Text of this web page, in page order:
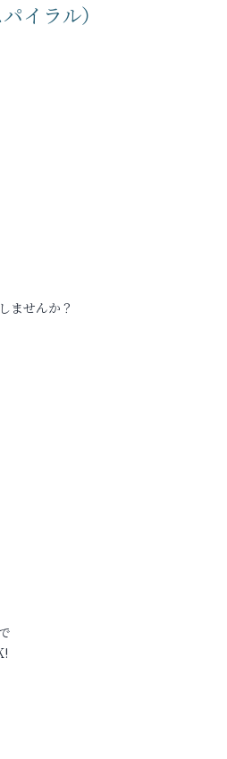
イラル）
ませんか？